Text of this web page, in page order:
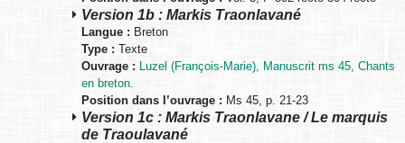
Version 1b : Markis Traonlavané
Langue : Breton
Type : Texte
Ouvrage : Luzel (François-Marie), Manuscrit ms 45, Chants
en breton.
Position dans l’ouvrage : Ms 45, p. 21-23
Version 1c : Markis Traonlavane / Le marquis
de Traoulavané